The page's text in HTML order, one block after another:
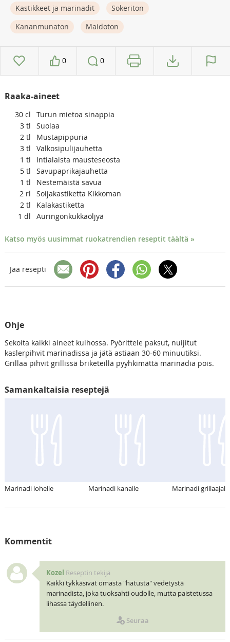
Kastikkeet ja marinadit
Sokeriton
Kananmunaton
Maidoton
0 0
Raaka-aineet
30 cl
Turun mietoa sinappia
3 tl
Suolaa
2 tl
Mustapippuria
3 tl
Valkosipulijauhetta
1 tl
Intialaista mausteseosta
5 tl
Savupaprikajauhetta
1 tl
Nestemäistä savua
2 rl
Soijakastiketta Kikkoman
2 tl
Kalakastiketta
1 dl Auringonkukkaöljyä
Katso myös uusimmat ruokatrendien reseptit täältä »
Jaa resepti
Ohje
Sekoita kaikki aineet kulhossa. Pyörittele paksut, nuijitut
kaslerpihvit marinadissa ja jätä astiaan 30-60 minuutiksi.
Grillaa pihvit grillissä briketeillä pyyhkimättä marinadia pois.
Samankaltaisia reseptejä
Marinadi lohelle Marinadi kanalle Marinadi grillaajalle
Kommentit
Kozel Reseptin tekijä
Kaikki tykkäsivät omasta "hatusta" vedetystä
marinadista, joka tuoksahti oudolle, mutta paistetussa
lihassa täydellinen.
Seuraa